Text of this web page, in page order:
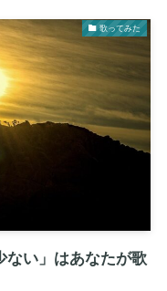
歌ってみた
ない」はあなたが歌